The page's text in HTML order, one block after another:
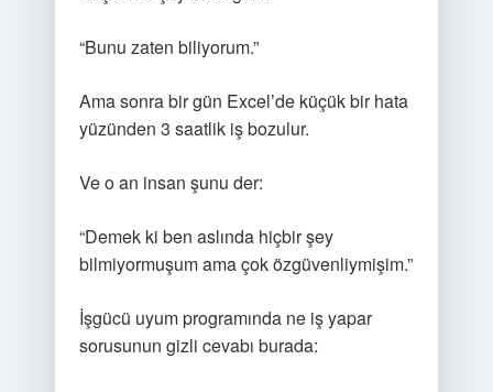
“Bunu zaten biliyorum.”
Ama sonra bir gün Excel’de küçük bir hata
yüzünden 3 saatlik iş bozulur.
Ve o an insan şunu der:
“Demek ki ben aslında hiçbir şey
bilmiyormuşum ama çok özgüvenliymişim.”
İşgücü uyum programında ne iş yapar
sorusunun gizli cevabı burada: